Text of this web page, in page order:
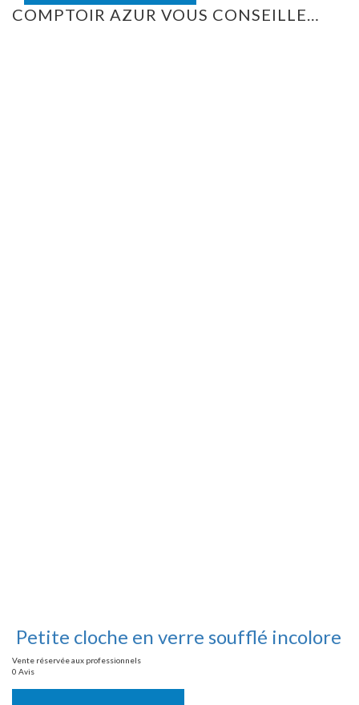
COMPTOIR AZUR VOUS CONSEILLE…
Petite cloche en verre soufflé incolore
Vente réservée aux professionnels
0 Avis